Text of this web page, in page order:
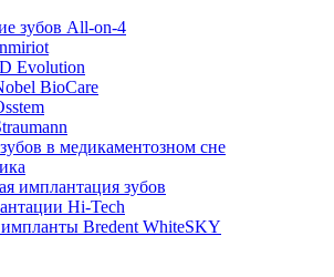
зубов All‑on‑4
Evolution
BioСare
в медикаментозном сне
имплантация зубов
Hi-Tech
Bredent WhiteSKY